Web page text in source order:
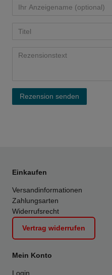
Rezension senden
Einkaufen
Versandinformationen
Zahlungsarten
Widerrufsrecht
Vertrag widerrufen
Mein Konto
Login